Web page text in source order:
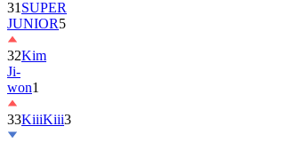
32Kim
Ji-
won1
33KiiiKiii
34MONSTA
X